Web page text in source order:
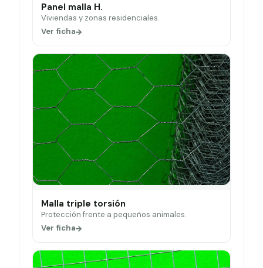
Panel malla H.
Viviendas y zonas residenciales.
Ver ficha
Malla triple torsión
Protección frente a pequeños animales.
Ver ficha